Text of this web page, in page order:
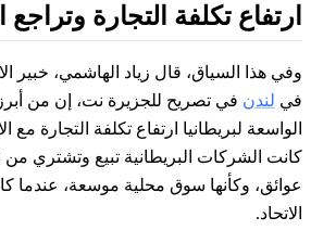
ارتفاع تكلفة التجارة وتراجع
وفي هذا السياق، قال زياد الهاشمي، خبير
في لندن في تصريح للجزيرة نت، إن من
الواسعة لبريطانيا ارتفاع تكلفة التجارة مع
كانت الشركات البريطانية تبيع وتشتري من
عوائق، وكأنها سوق محلية موسعة، عندما
الاتحاد.